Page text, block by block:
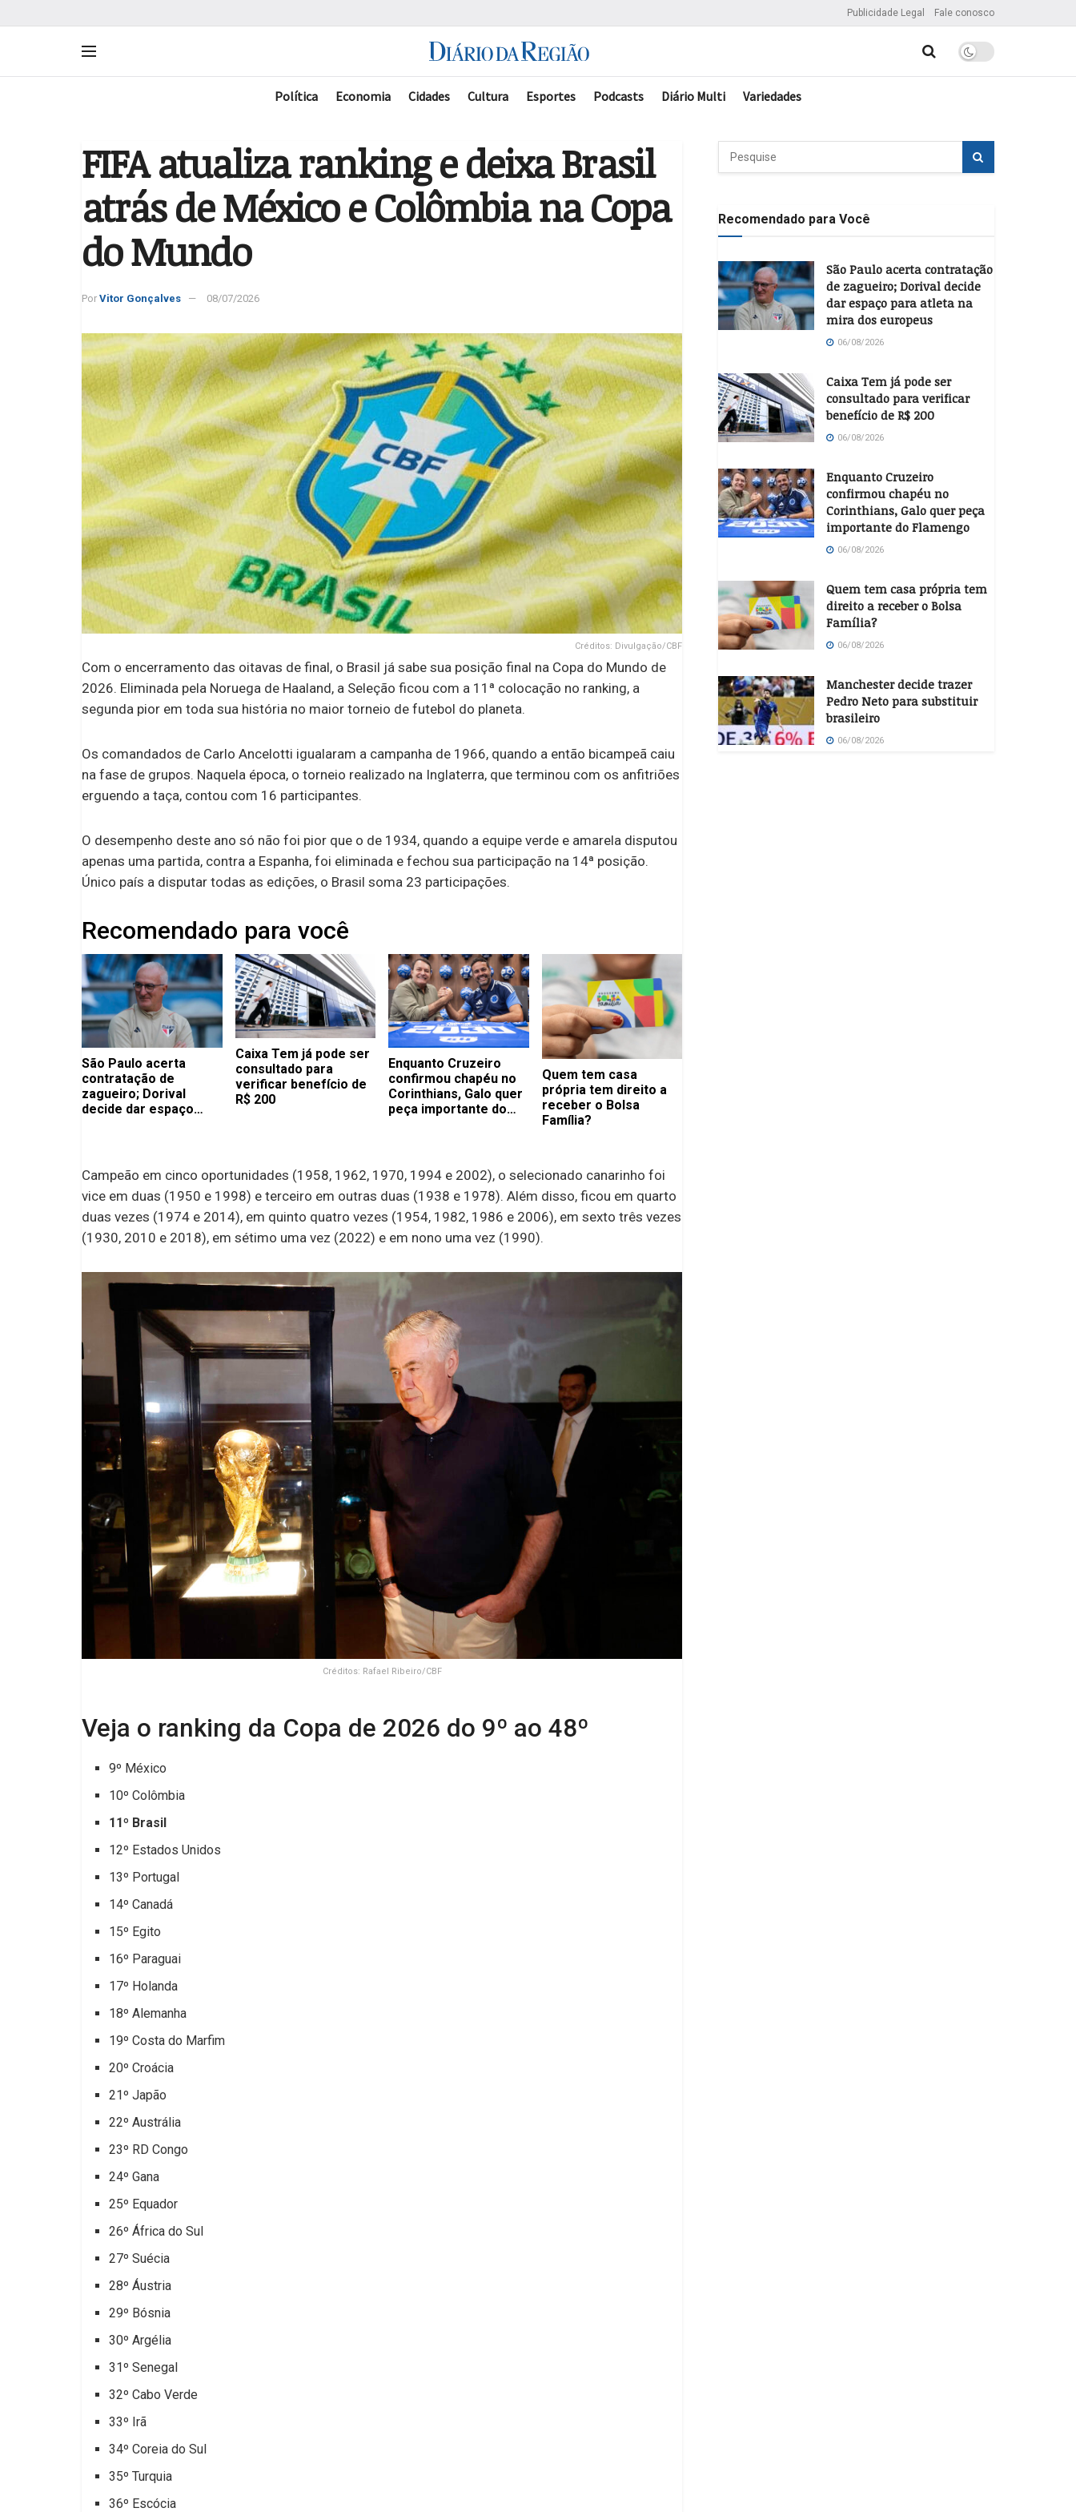
Publicidade Legal Fale conosco
Política Economia Cidades Cultura Esportes Podcasts Diário Multi Variedades
FIFA atualiza ranking e deixa Brasil
atrás de México e Colômbia na Copa
do Mundo
Por Vitor Gonçalves 08/07/2026
Créditos: Divulgação/CBF
Com o encerramento das oitavas de final, o Brasil já sabe sua posição final na Copa do Mundo de
2026. Eliminada pela Noruega de Haaland, a Seleção ficou com a 11ª colocação no ranking, a
segunda pior em toda sua história no maior torneio de futebol do planeta.
Os comandados de Carlo Ancelotti igualaram a campanha de 1966, quando a então bicampeã caiu
na fase de grupos. Naquela época, o torneio realizado na Inglaterra, que terminou com os anfitriões
erguendo a taça, contou com 16 participantes.
O desempenho deste ano só não foi pior que o de 1934, quando a equipe verde e amarela disputou
apenas uma partida, contra a Espanha, foi eliminada e fechou sua participação na 14ª posição.
Único país a disputar todas as edições, o Brasil soma 23 participações.
Recomendado para você
São Paulo acerta
contratação de
zagueiro; Dorival
decide dar espaço
Caixa Tem já pode ser
consultado para
verificar benefício de
R$ 200
Enquanto Cruzeiro
confirmou chapéu no
Corinthians, Galo quer
peça importante do
Quem tem casa
própria tem direito a
receber o Bolsa
Família?
Campeão em cinco oportunidades (1958, 1962, 1970, 1994 e 2002), o selecionado canarinho foi
vice em duas (1950 e 1998) e terceiro em outras duas (1938 e 1978). Além disso, ficou em quarto
duas vezes (1974 e 2014), em quinto quatro vezes (1954, 1982, 1986 e 2006), em sexto três vezes
(1930, 2010 e 2018), em sétimo uma vez (2022) e em nono uma vez (1990).
Créditos: Rafael Ribeiro/CBF
Veja o ranking da Copa de 2026 do 9º ao 48º
9º México
10º Colômbia
11º Brasil
12º Estados Unidos
13º Portugal
14º Canadá
15º Egito
16º Paraguai
17º Holanda
18º Alemanha
19º Costa do Marfim
20º Croácia
21º Japão
22º Austrália
23º RD Congo
24º Gana
25º Equador
26º África do Sul
27º Suécia
28º Áustria
29º Bósnia
30º Argélia
31º Senegal
32º Cabo Verde
33º Irã
34º Coreia do Sul
35º Turquia
36º Escócia
Recomendado para Você
São Paulo acerta contratação
de zagueiro; Dorival decide
dar espaço para atleta na
mira dos europeus
06/08/2026
Caixa Tem já pode ser
consultado para verificar
benefício de R$ 200
06/08/2026
Enquanto Cruzeiro
confirmou chapéu no
Corinthians, Galo quer peça
importante do Flamengo
06/08/2026
Quem tem casa própria tem
direito a receber o Bolsa
Família?
06/08/2026
Manchester decide trazer
Pedro Neto para substituir
brasileiro
06/08/2026